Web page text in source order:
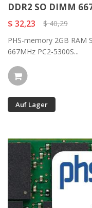
DDR2 SO DIMM
$ 32,23
$ 40,29
PHS-memory 2GB RAM
667MHz PC2-5300S...
Auf Lager